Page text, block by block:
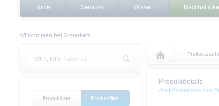
Home Services Wissen
Willkommen bei X-markets.
Produktdetails
Alle Informationen zum
Produktliste Produktfilter